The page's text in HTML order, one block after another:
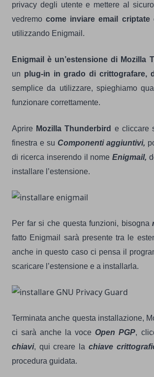
privacy degli utente e mettere al
vedremocome inviare email
utilizzando Enigmail.
Enigmail è un’estensione di Mozilla
un plug-in in grado di crittografare,
semplice da utilizzare, spieghiamo
funzionare correttamente.
Aprire Mozilla Thunderbird e cliccare
finestra e suComponenti aggiuntivi,
di ricerca inserendo il nomeEnigmail,
installare l’estensione.
Per far si che questa funzioni, bisogna
fatto Enigmail sarà presente tra le
anche in questo caso ci pensa il
scaricare l’estensione e a installarla.
Terminata anche questa installazione,
ci sarà anche la voceOpen PGP,
chiavi, qui creare la chiave
procedura guidata.